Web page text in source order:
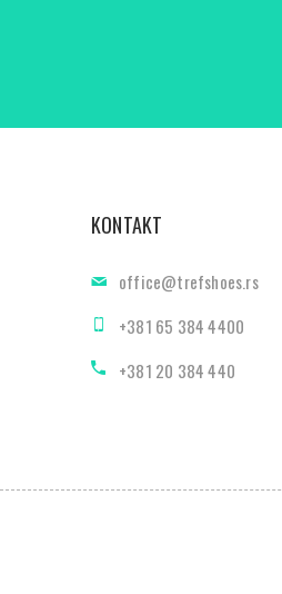
KONTAKT
office@trefshoes.rs
+381 65 384 4400
+381 20 384 440